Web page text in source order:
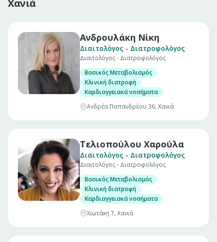
Χανιά
Ανδρουλάκη Νίκη
Διαιτολόγος - Διατροφολόγος
Διαιτολόγος - Διατροφολόγος
Βασικός Μεταβολισμός
Κλινική διατροφή
Καρδιαγγειακά νοσήματα
Ανδρέα Παπανδρέου 36, Χανιά
Τελιοπούλου Χαρούλα
Διαιτολόγος - Διατροφολόγος
Διαιτολόγος - Διατροφολόγος
Βασικός Μεταβολισμός
Κλινική διατροφή
Καρδιαγγειακά νοσήματα
Χιωτάκη 7, Χανιά